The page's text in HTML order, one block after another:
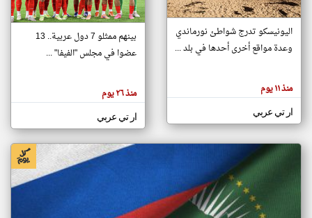
تغيير الدولة
اخبار جزر القمر على مدار الساعة
أهم اخبار جزر القمر العاجلة والمباشرة
هنا عن
وجهة
كاتبيها.
اليونيسكو تدرج شواطئ نورماندي
وعدة مواقع أخرى أحدها في بلد ...
منذ ١١ يوم
ار تي عربي
بينهم ممثلو 7 دول عربية.. 13
عضوا في مجلس "الفيفا" ...
منذ ٢٦ يوم
ار تي عربي
klyoum.com